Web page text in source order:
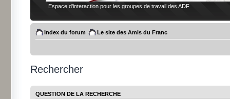
Espace d'interaction pour les groupes de travail des ADF
Index du forum Le site des Amis du Franc
Rechercher
QUESTION DE LA RECHERCHE